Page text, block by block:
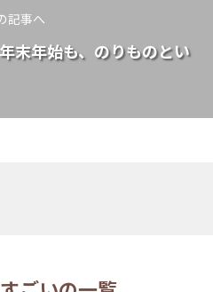
記事へ
末年始も、のりものとい